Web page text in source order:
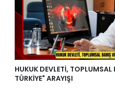
HUKUK DEVLETİ, TOPLUMSAL
TÜRKİYE" ARAYIŞI